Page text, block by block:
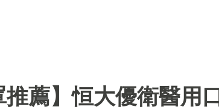
推薦】恒大優衛醫用